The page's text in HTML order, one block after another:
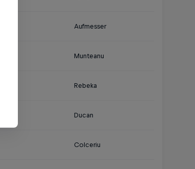
Aufmesser
Munteanu
Rebeka
Ducan
Colceriu